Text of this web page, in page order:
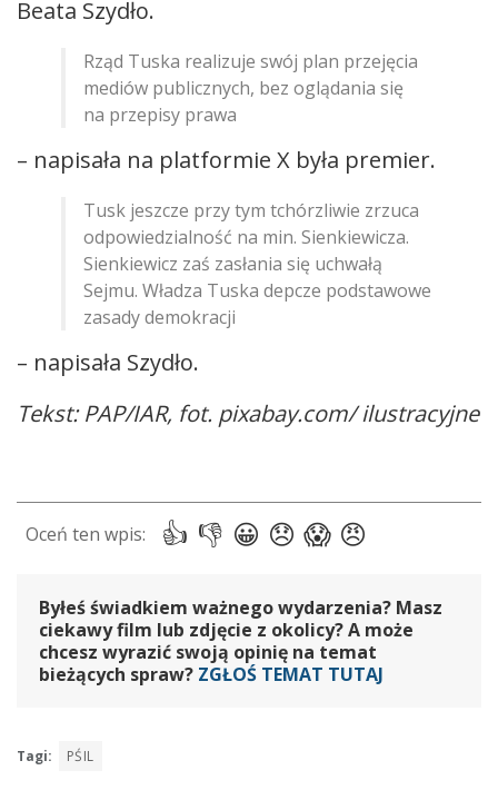
Beata Szydło.
Rząd Tuska realizuje swój plan przejęcia
mediów publicznych, bez oglądania się
na przepisy prawa
– napisała na platformie X była premier.
Tusk jeszcze przy tym tchórzliwie zrzuca
odpowiedzialność na min. Sienkiewicza.
Sienkiewicz zaś zasłania się uchwałą
Sejmu. Władza Tuska depcze podstawowe
zasady demokracji
– napisała Szydło.
Tekst: PAP/IAR, fot. pixabay.com/ ilustracyjne
Byłeś świadkiem ważnego wydarzenia? Masz
ciekawy film lub zdjęcie z okolicy? A może
chcesz wyrazić swoją opinię na temat
bieżących spraw? ZGŁOŚ TEMAT TUTAJ
Tagi: PŚIL